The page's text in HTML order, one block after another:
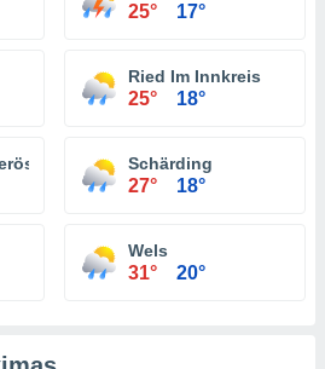
25° 17°
Ried Im Innkreis
25° 18°
Schärding
27° 18°
Wels
31° 20°